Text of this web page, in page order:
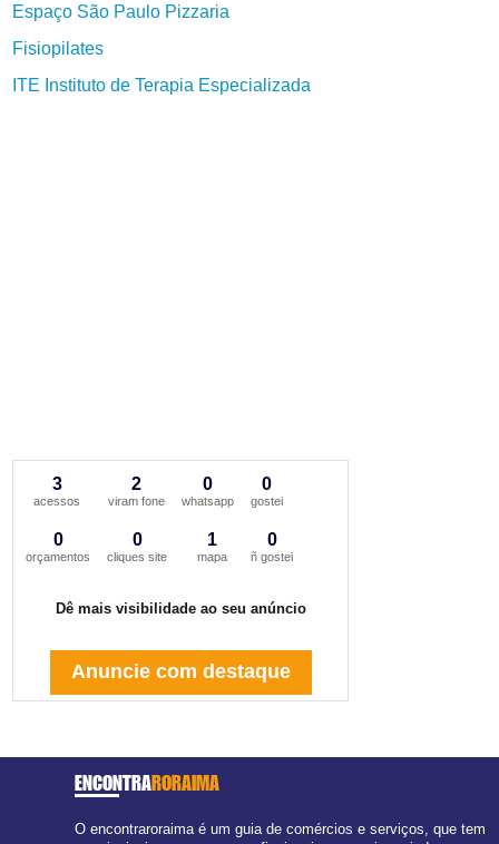
Espaço São Paulo Pizzaria
Fisiopilates
ITE Instituto de Terapia Especializada
3
acessos
2
viram fone
0
whatsapp
0
gostei
0
orçamentos
0
cliques site
1
mapa
0
ñ gostei
Dê mais visibilidade ao seu anúncio
Anuncie com destaque
ENCONTRARORAIMA
O encontraroraima é um guia de comércios e serviços, que tem